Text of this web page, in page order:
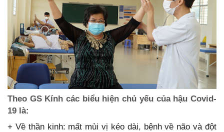
Theo GS Kính các biểu hiện chủ yếu của hậu Covid-
19 là:
+ Về thần kinh: mất mùi vị kéo dài, bệnh về não và đột